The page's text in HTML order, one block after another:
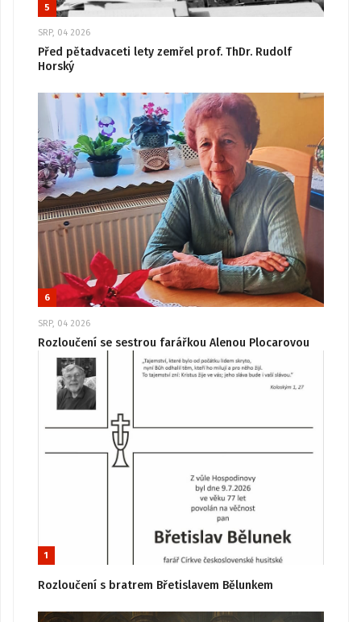
5
SRP, 04 2026
Před pětadvaceti lety zemřel prof. ThDr. Rudolf
Horský
6
SRP, 04 2026
Rozloučení se sestrou farářkou Alenou Plocarovou
1
Rozloučení s bratrem Břetislavem Bělunkem